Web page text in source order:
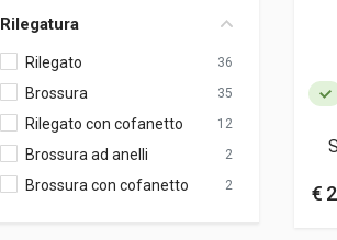
Rilegatura
Rilegato 36
Brossura 35
Rilegato con cofanetto 12
Brossura ad anelli 2
Brossura con cofanetto 2 €